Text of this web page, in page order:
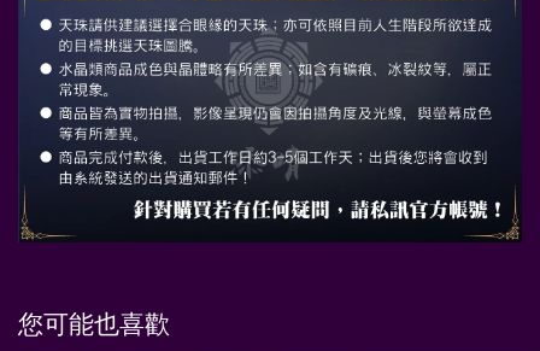
您可能也喜歡